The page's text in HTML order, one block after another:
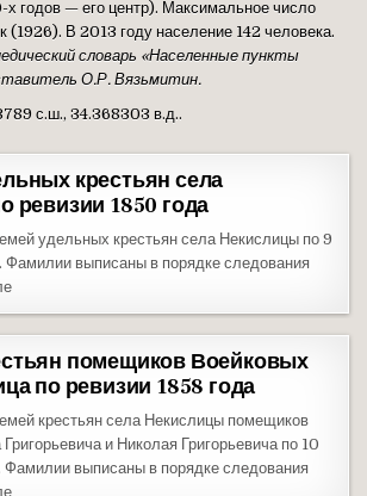
х годов — его центр). Максимальное число
(1926). В 2013 году население 142 человека.
словарь «Населенные пункты
О.Р. Вязьмитин.
с.ш., 34.368303 в.д..
крестьян села
ревизии 1850 года
удельных крестьян села Некислицы по 9
Фамилии выписаны в порядке следования
помещиков Воейковых
по ревизии 1858 года
крестьян села Некислицы помещиков
и Николая Григорьевича по 10
Фамилии выписаны в порядке следования